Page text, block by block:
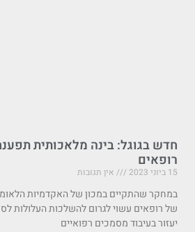
חדש בגוגל: בינה מלאכותית
רופאים
15 ביוני 2023 אין תגובות
במחקר שהתקיים במכון של האקדמיות
של רופאים עשוי לגרום להשלכות העלולות
יעזור בעיבוד מסמכים רפואיים